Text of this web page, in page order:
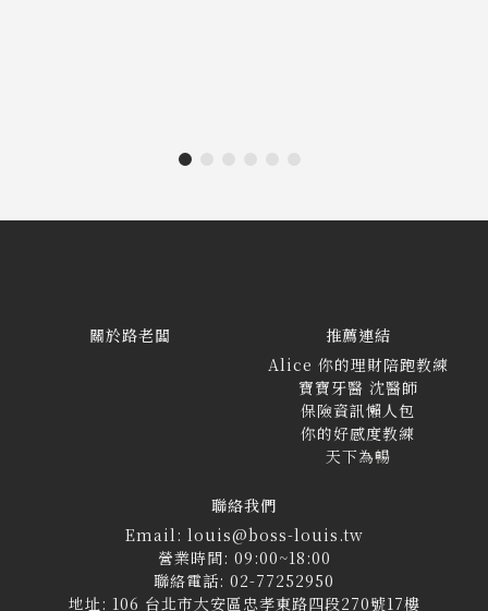
關於路老闆
推薦連結
Alice 你的理財陪跑教練
寶寶牙醫 沈醫師
保險資訊懶人包
你的好感度教練
天下為暢
聯絡我們
Email: louis@boss-louis.tw
營業時間: 09:00~18:00
聯絡電話: 02-77252950
地址: 106 台北市大安區忠孝東路四段270號17樓